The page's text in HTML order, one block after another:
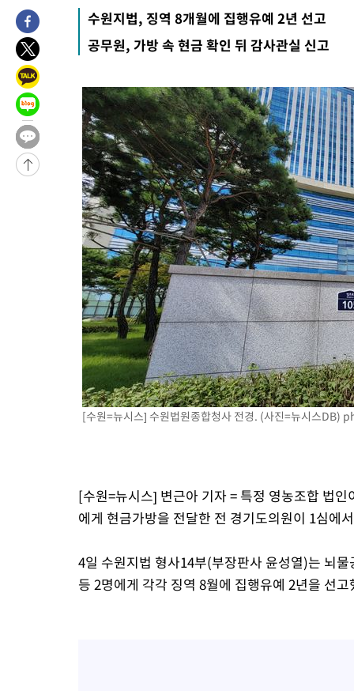
-7372초 전 >
[속보] 호르무즈 해협 이란-오만 협상 기대속 뉴욕증시 혼조 마
우 0.49%↑
-5727초 전 >
[속보] 이란 대통령 "지금 최고지도자와 소통하기가 매우 어려
임 3년 인터뷰
2시간 전 >
[속보] "이란-오만, 호르무즈 해협 통행 항로 합의" 이란 외무부 대
-32044초 전 >
-31681초 전 >
트럼프, 한국계 진보 주지사 후보 맹공…"공산주의가 최대 위
-31659초 전 >
"美간섭에 합의 지연"…트럼프, '이란 호르무즈 통제권' 수용
-28179초 전 >
[속보]산업장관 "李정부, 원전 반대 안해…안정 전력 위해 불
-26876초 전 >
[속보]경찰, '홍명보 선임 논란' 대한축구협회·축구회관 등 압
[속보]산업장관 "美무역법 제301조 과잉생산 결과 발표 8월
[속보]코스피 매도사이드카 발동…4%대 급락
[속보]전남광주 초대 시민추천 부시장에 백승주·윤난실
서울 열대야 15일째 지속…비공식 '초열대야' 30도 넘어
[속보]코스닥, 2.15포인트(0.27%) 내린 797.44 출발
[속보]코스피, 119.51포인트(1.81%) 내린 6478.75 개장
6월 경상수지 497.3억 달러…두 달 연속 사상 최대
서울 낮 39도 '폭염중대경보'…40도 관측 가능성도
미 워싱턴주 스포캔 시의 통제불능 3개 산불, 방화선 일부 구축
[속보] 호르무즈 해협 이란-오만 협상 기대속 뉴욕증시 혼조 마
[속보] 이란 대통령 "지금 최고지도자와 소통하기가 매우 어려
수원지법, 징역 8개월에 집행유예 2년 선고
공무원, 가방 속 현금 확인 뒤 감사관실 신고
[수원=뉴시스] 수원법원종합청사 전경. (사진=뉴시스DB)
[수원=뉴시스] 변근아 기자 = 특정 영농조합 법
에게 현금가방을 전달한 전 경기도의원이 1심에
4일 수원지법 형사14부(부장판사 윤성열)는 뇌
등 2명에게 각각 징역 8월에 집행유예 2년을 선고